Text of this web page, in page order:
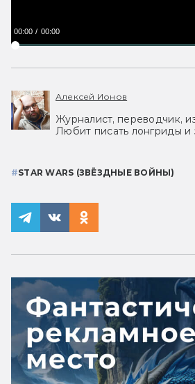
00:00 00:00
Алексей Ионов
Журналист, переводчик,
Любит писать лонгриды и
#STAR WARS (ЗВЁЗДНЫЕ ВОЙНЫ)